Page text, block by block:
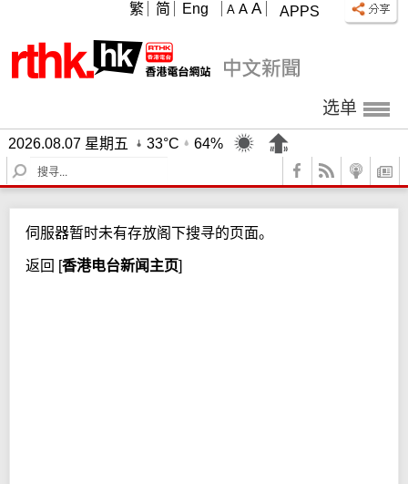
APPS
A A A
繁 简 Eng
选单
2026.08.07 星期五 33°C
64%
S
e
c
h
伺服器暂时未有存放阁下搜寻的页面。
返回 [香港电台新闻主页]